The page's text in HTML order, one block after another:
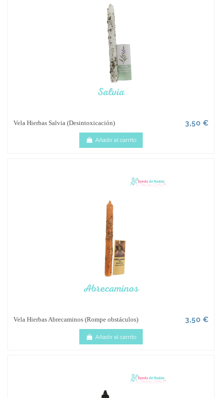
Vela Hierbas Salvia (Desintoxicación) 3,50 €
Añadir al carrito
Vela Hierbas Abrecaminos (Rompe obstáculos) 3,50 €
Añadir al carrito